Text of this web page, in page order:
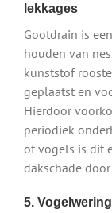
lekkages
Gootdrain is
houden van
kunststof
geplaatst en
Hierdoor
periodiek
of vogels is dit
dakschade
5.